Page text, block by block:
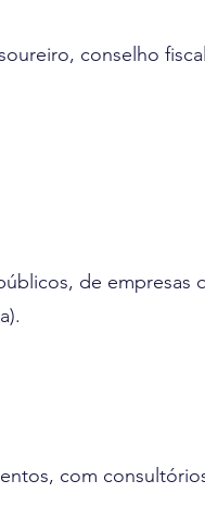
conselho
de
com